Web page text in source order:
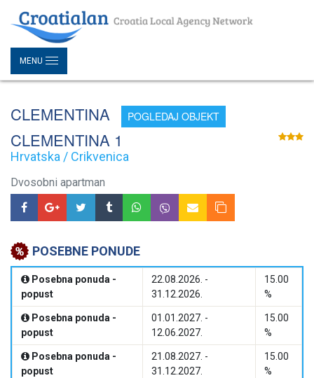
MENU
CLEMENTINA POGLEDAJ OBJEKT
CLEMENTINA 1
Hrvatska / Crikvenica
Dvosobni apartman
POSEBNE PONUDE
Posebna ponuda -
popust
22.08.2026. -
31.12.2026.
15.00
%
Posebna ponuda -
popust
01.01.2027. -
12.06.2027.
15.00
%
Posebna ponuda -
popust
21.08.2027. -
31.12.2027.
15.00
%